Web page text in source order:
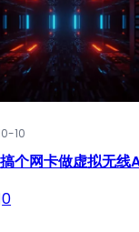
10
个网卡做虚拟无线
0